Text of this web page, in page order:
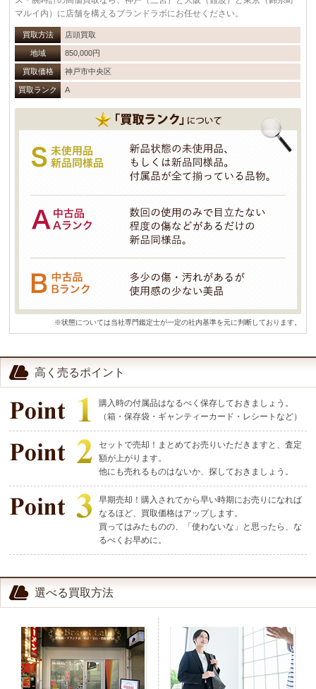
マルイ内）に店舗を構えるブランドラボにお任せください。
買取方法 店頭買取
地域 850,000円
買取価格 神戸市中央区
買取ランク A
※状態については当社専門鑑定士が一定の社内基準を元に判断しております。
高く売るポイント
購入時の付属品はなるべく保存しておきましょう。
（箱・保存袋・ギャンティーカード・レシートなど）
セットで売却！まとめてお売りいただきますと、査定
額が上がります。
他にも売れるものはないか、探しておきましょう。
早期売却！購入されてから早い時期にお売りになれば
なるほど、買取価格はアップします。
買ってはみたものの、「使わないな」と思ったら、な
るべくお早めに。
選べる買取方法